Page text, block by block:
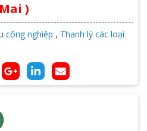
)
công nghiệp , Thanh lý các loại